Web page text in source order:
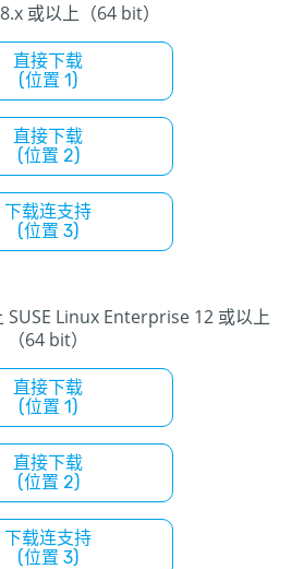
或以上（64 bit）
直接下载
(位置 1)
直接下载
(位置 2)
下载连支持
(位置 3)
SUSE Linux Enterprise 12 或以上
（64 bit）
直接下载
(位置 1)
直接下载
(位置 2)
下载连支持
(位置 3)